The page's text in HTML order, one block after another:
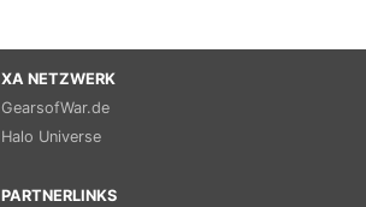
XA NETZWERK
GearsofWar.de
Halo Universe
PARTNERLINKS